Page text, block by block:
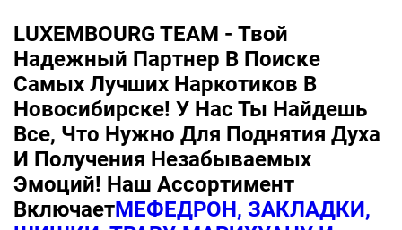
LUXEMBOURG TEAM - Твой
Надежный Партнер В Поиске
Самых Лучших Наркотиков В
Новосибирске! У Нас Ты Найдешь
Все, Что Нужно Для Поднятия Духа
И Получения Незабываемых
Эмоций! Наш Ассортимент
ВключаетМЕФЕДРОН, ЗАКЛАДКИ,